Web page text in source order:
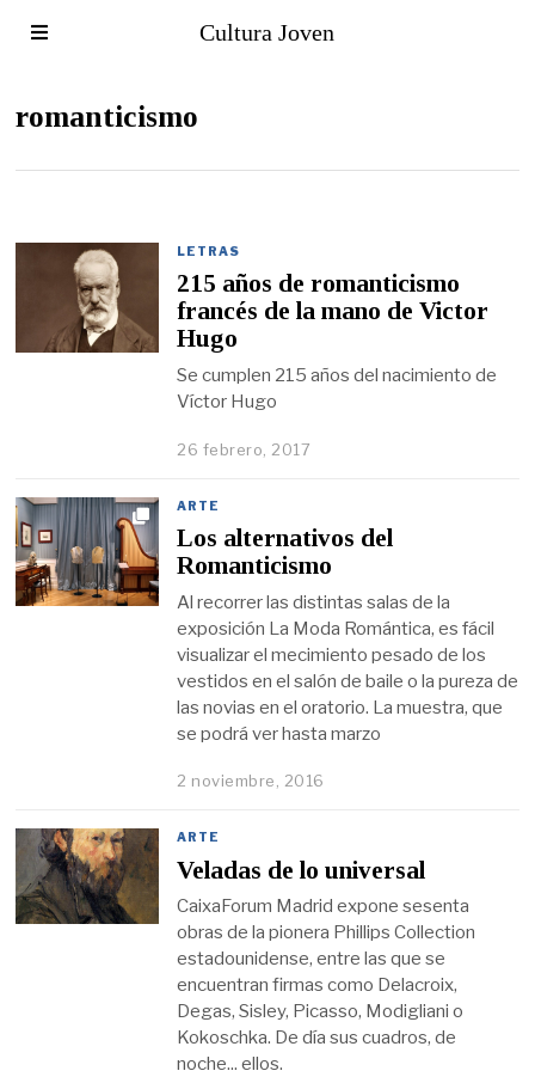
Cultura Joven
romanticismo
LETRAS
215 años de romanticismo
francés de la mano de Victor
Hugo
Se cumplen 215 años del nacimiento de
Víctor Hugo
26 febrero, 2017
ARTE
Los alternativos del
Romanticismo
Al recorrer las distintas salas de la
exposición La Moda Romántica, es fácil
visualizar el mecimiento pesado de los
vestidos en el salón de baile o la pureza de
las novias en el oratorio. La muestra, que
se podrá ver hasta marzo
2 noviembre, 2016
ARTE
Veladas de lo universal
CaixaForum Madrid expone sesenta
obras de la pionera Phillips Collection
estadounidense, entre las que se
encuentran firmas como Delacroix,
Degas, Sisley, Picasso, Modigliani o
Kokoschka. De día sus cuadros, de
noche... ellos.